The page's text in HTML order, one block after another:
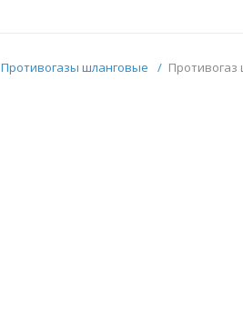
Противогазы шланговые /